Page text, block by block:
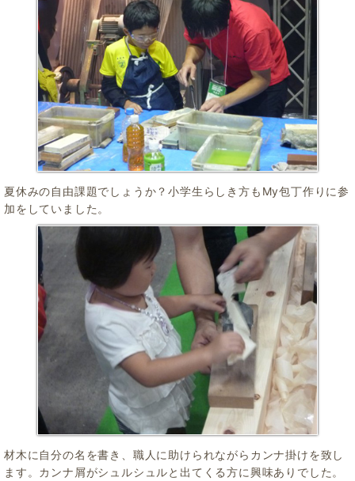
夏休みの自由課題でしょうか？小学生らしき方もMy包丁作りに参
加をしていました。
材木に自分の名を書き、職人に助けられながらカンナ掛けを致し
ます。カンナ屑がシュルシュルと出てくる方に興味ありでした。